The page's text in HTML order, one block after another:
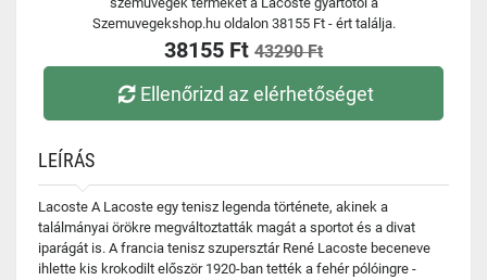
Szemuvegekshop.hu oldalon 38155 Ft - ért találja.
38155 Ft 43290 Ft
Ellenőrizd az elérhetőséget
LEÍRÁS
Lacoste A Lacoste egy tenisz legenda története, akinek a
találmányai örökre megváltoztatták magát a sportot és a divat
iparágát is. A francia tenisz szupersztár René Lacoste beceneve
ihlette kis krokodilt először 1920-ban tették a fehér pólóingre -